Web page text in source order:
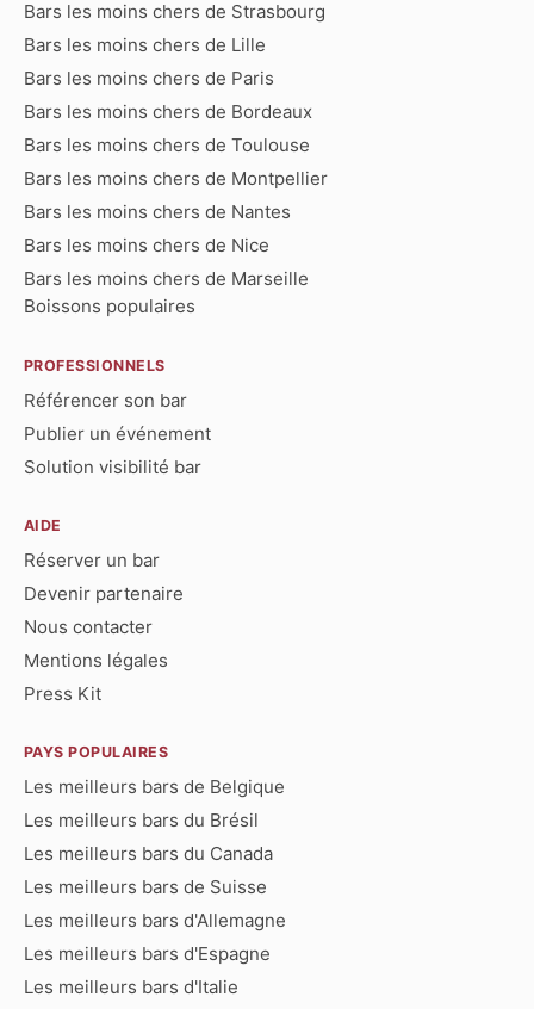
Bars les moins chers de Strasbourg
Bars les moins chers de Lille
Bars les moins chers de Paris
Bars les moins chers de Bordeaux
Bars les moins chers de Toulouse
Bars les moins chers de Montpellier
Bars les moins chers de Nantes
Bars les moins chers de Nice
Bars les moins chers de Marseille
Boissons populaires
PROFESSIONNELS
Référencer son bar
Publier un événement
Solution visibilité bar
AIDE
Réserver un bar
Devenir partenaire
Nous contacter
Mentions légales
Press Kit
PAYS POPULAIRES
Les meilleurs bars de Belgique
Les meilleurs bars du Brésil
Les meilleurs bars du Canada
Les meilleurs bars de Suisse
Les meilleurs bars d'Allemagne
Les meilleurs bars d'Espagne
Les meilleurs bars d'Italie